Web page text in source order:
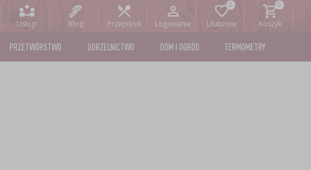
Usługi Blog Przepiśnik Logowanie Ulubione Koszyk
PRZETWÓRSTWO GORZELNICTWO DOM I OGRÓD TERMOMETRY